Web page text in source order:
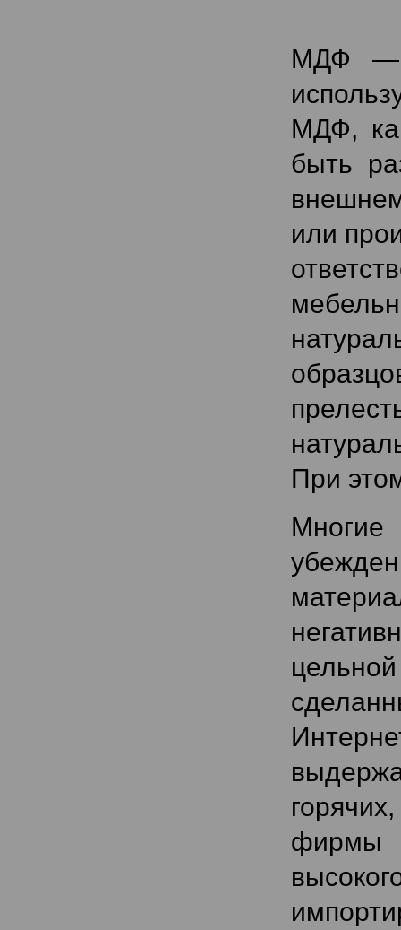
МДФ —
МДФ,
быть
или
При
фирмы